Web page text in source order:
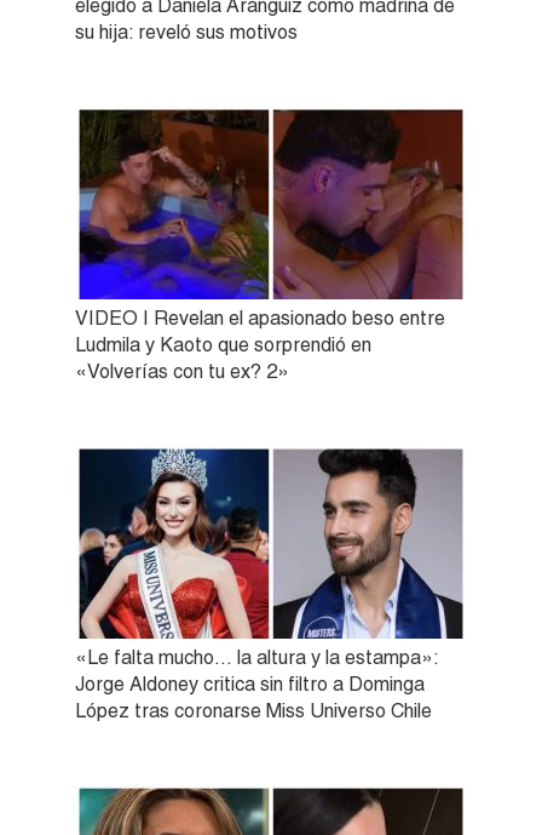
elegido a Daniela Aránguiz como madrina de
su hija: reveló sus motivos
VIDEO | Revelan el apasionado beso entre
Ludmila y Kaoto que sorprendió en
«Volverías con tu ex? 2»
«Le falta mucho… la altura y la estampa»:
Jorge Aldoney critica sin filtro a Dominga
López tras coronarse Miss Universo Chile